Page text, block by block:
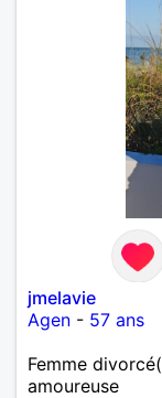
jmelavie
Agen - 57 ans
Femme
amoureuse